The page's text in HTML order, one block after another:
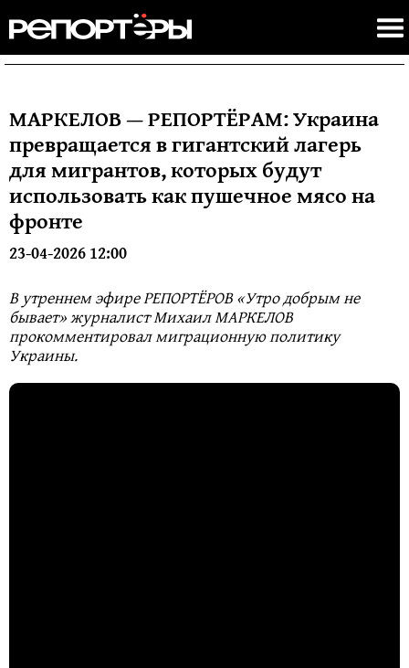
МАРКЕЛОВ — РЕПОРТЁРАМ: Украина
превращается в гигантский лагерь
для мигрантов, которых будут
использовать как пушечное мясо на
фронте
23-04-2026 12:00
В утреннем эфире РЕПОРТЁРОВ «Утро добрым не
бывает» журналист Михаил МАРКЕЛОВ
прокомментировал миграционную политику
Украины.